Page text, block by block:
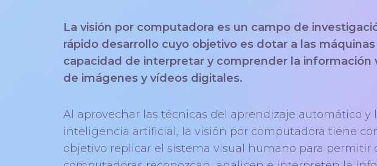
La visión por computadora es un campo de
rápido desarrollo cuyo objetivo es dotar a las
capacidad de interpretar y comprender la información
de imágenes y vídeos digitales.
Al aprovechar las técnicas del aprendizaje automático y
inteligencia artificial, la visión por computadora tiene
objetivo replicar el sistema visual humano para permitir